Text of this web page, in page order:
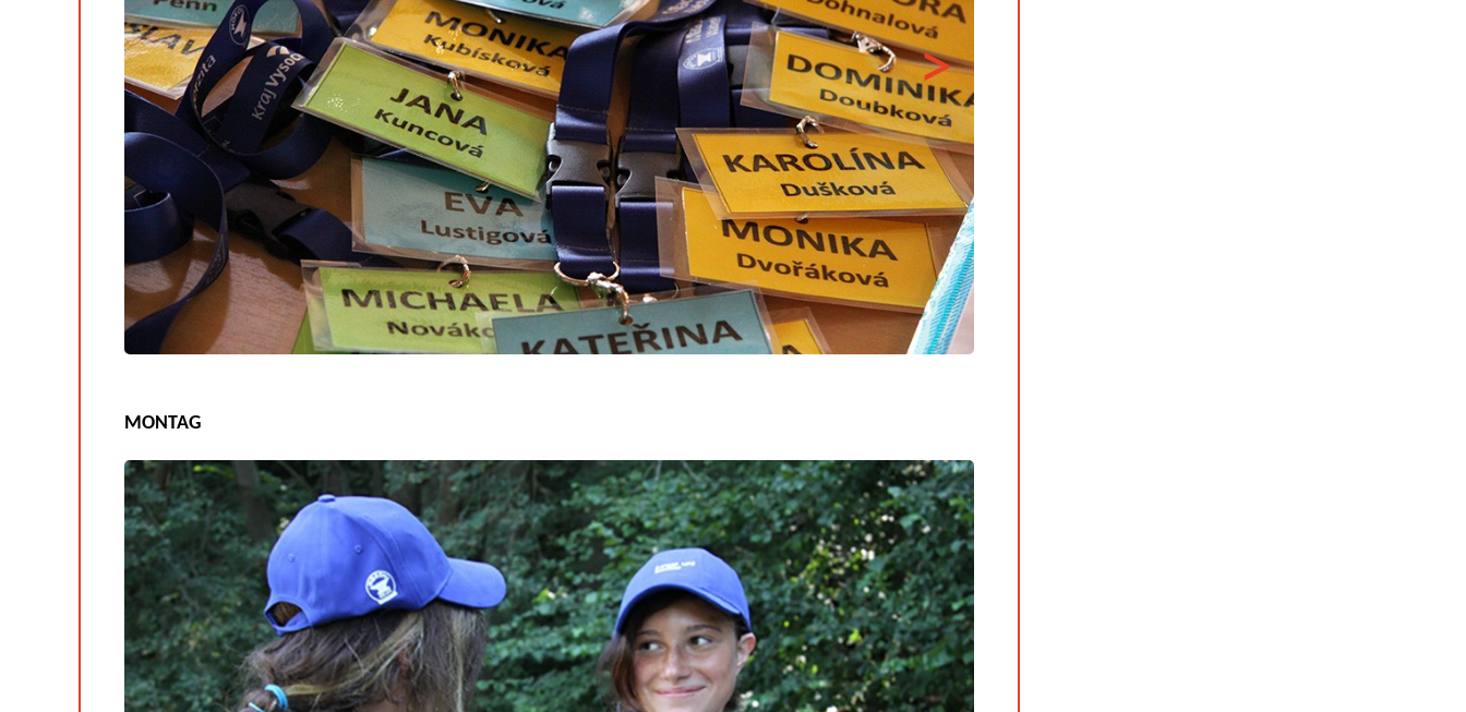
MONTAG